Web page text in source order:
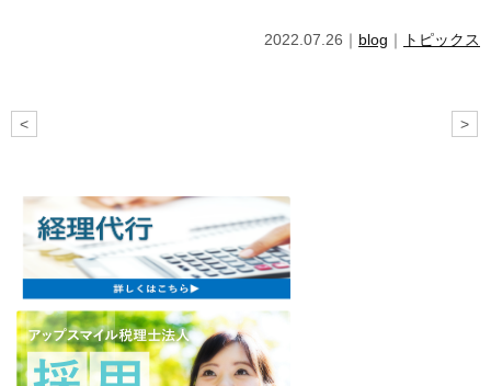
2022.07.26｜ blog ｜ トピックス
< >